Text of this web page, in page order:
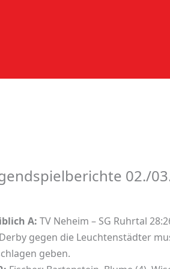
02./
A: TV Neheim – SG Ruhrtal
gegen die Leuchtenstädter
geben.